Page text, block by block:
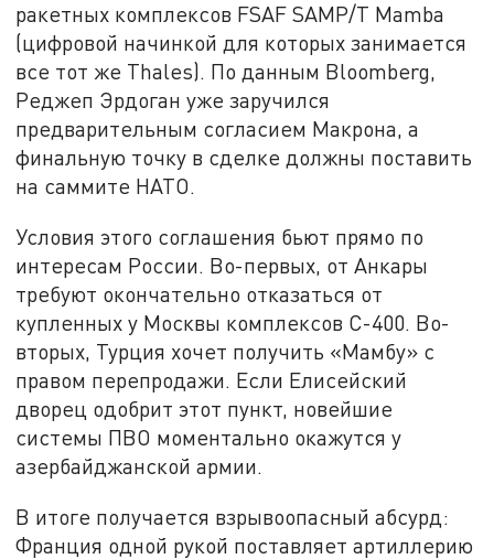
ракетных комплексов FSAF SAMP/T Mamba
(цифровой начинкой для которых занимается
все тот же Thales). По данным Bloomberg,
Реджеп Эрдоган уже заручился
предварительным согласием Макрона, а
финальную точку в сделке должны поставить
на саммите НАТО.
Условия этого соглашения бьют прямо по
интересам России. Во-первых, от Анкары
требуют окончательно отказаться от
купленных у Москвы комплексов С-400. Во-
вторых, Турция хочет получить «Мамбу» с
правом перепродажи. Если Елисейский
дворец одобрит этот пункт, новейшие
системы ПВО моментально окажутся у
азербайджанской армии.
В итоге получается взрывоопасный абсурд:
Франция одной рукой поставляет артиллерию